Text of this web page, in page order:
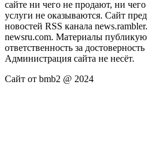
сайте ни чего не продают, ни
услуги не оказываются. Сайт
новостей RSS канала
newsru.com. Материалы
ответственность за
Администрация сайта не несёт.
Сайт от bmb2 @ 2024